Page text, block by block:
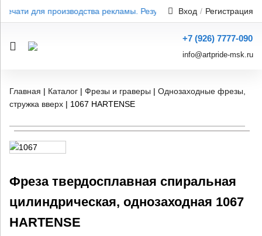
для производства рекламы. Результат от 1 дня — без
Вход / Регистрация
+7 (926) 7777-090
info@artpride-msk.ru
Главная | Каталог | Фрезы и граверы | Однозаходные фрезы,
стружка вверх | 1067 HARTENSE
Фреза твердосплавная спиральная
цилиндрическая, однозаходная 1067
HARTENSE